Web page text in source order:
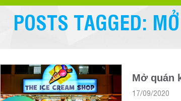
POSTS TAGGED:
Mở quán
17/09/2020